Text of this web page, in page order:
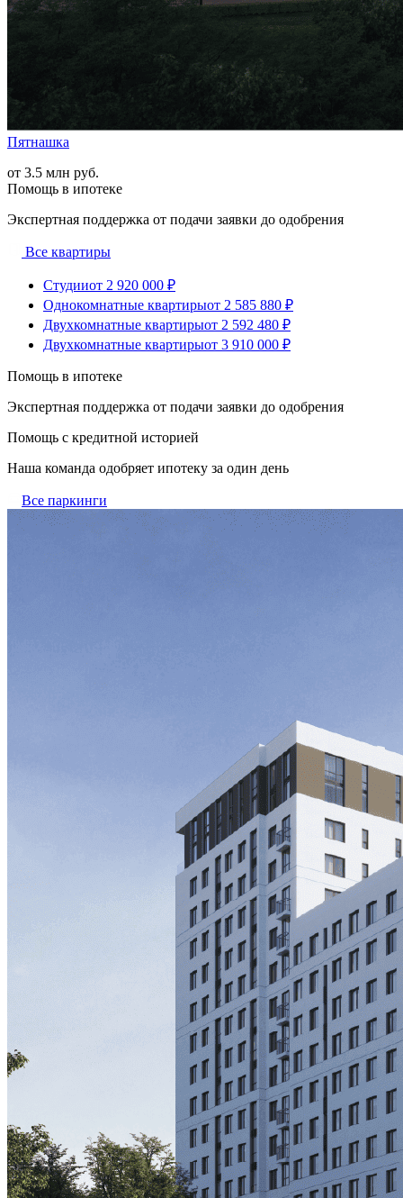
Пятнашка
от 3.5 млн руб.
Помощь в ипотеке
Экспертная поддержка от подачи заявки до одобрения
Все квартиры
Студииот 2 920 000 ₽
Однокомнатные квартирыот 2 585 880 ₽
Двухкомнатные квартирыот 2 592 480 ₽
Двухкомнатные квартирыот 3 910 000 ₽
Помощь в ипотеке
Экспертная поддержка от подачи заявки до одобрения
Помощь с кредитной историей
Наша команда одобряет ипотеку за один день
Все паркинги